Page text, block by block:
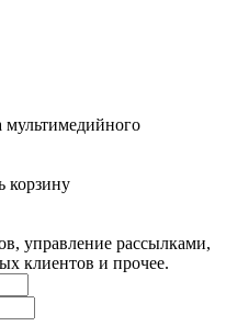
корзину
управление рассылками,
клиентов и прочее.